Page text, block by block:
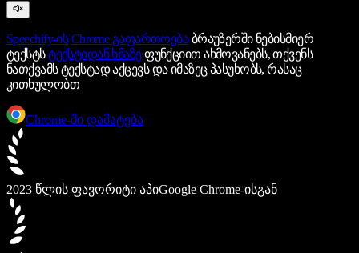
Speechify-ის Chrome გაფართოებაბრაუზერში ნებისმიერ
ტექსტსტექსტიდან ხმაზეფუნქციით ახმოვანებს, თქვენს
ნათქვამს ტექსტად აქცევს და იმაზეც პასუხობს, რასაც
კითხულობთ
Chrome-ში დამატება
2023 წლის ფავორიტი აპიGoogle Chrome-ისგან